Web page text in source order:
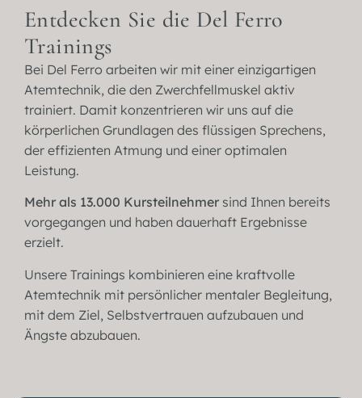
Entdecken Sie die Del Ferro
Trainings
Bei Del Ferro arbeiten wir mit einer einzigartigen
Atemtechnik, die den Zwerchfellmuskel aktiv
trainiert. Damit konzentrieren wir uns auf die
körperlichen Grundlagen des flüssigen Sprechens,
der effizienten Atmung und einer optimalen
Leistung.
Mehr als 13.000 Kursteilnehmer sind Ihnen bereits
vorgegangen und haben dauerhaft Ergebnisse
erzielt.
Unsere Trainings kombinieren eine kraftvolle
Atemtechnik mit persönlicher mentaler Begleitung,
mit dem Ziel, Selbstvertrauen aufzubauen und
Ängste abzubauen.